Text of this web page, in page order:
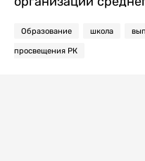
Образование школа
просвещения РК